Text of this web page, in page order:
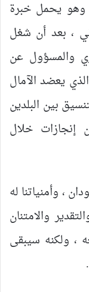
وهو يحمل خبرة
، بعد أن شغل
والمسؤول عن
يعضد الآمال
بين البلدين
إنجازات خلال
، وأمنياتنا له
والامتنان
، ولكنه سيبقى